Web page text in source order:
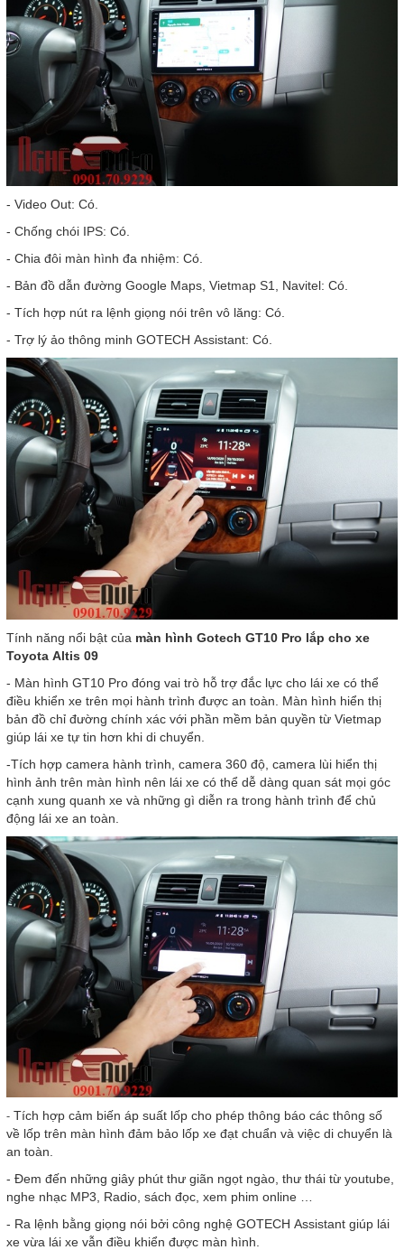
- Video Out: Có.
- Chống chói IPS: Có.
- Chia đôi màn hình đa nhiệm: Có.
- Bản đồ dẫn đường Google Maps, Vietmap S1, Navitel: Có.
- Tích hợp nút ra lệnh giọng nói trên vô lăng: Có.
- Trợ lý ảo thông minh GOTECH Assistant: Có.
Tính năng nổi bật của màn hình Gotech GT10 Pro lắp cho xe
Toyota Altis 09
- Màn hình GT10 Pro đóng vai trò hỗ trợ đắc lực cho lái xe có thể
điều khiển xe trên mọi hành trình được an toàn. Màn hình hiển thị
bản đồ chỉ đường chính xác với phần mềm bản quyền từ Vietmap
giúp lái xe tự tin hơn khi di chuyển.
-Tích hợp camera hành trình, camera 360 độ, camera lùi hiển thị
hình ảnh trên màn hình nên lái xe có thể dễ dàng quan sát mọi góc
cạnh xung quanh xe và những gì diễn ra trong hành trình để chủ
động lái xe an toàn.
- Tích hợp cảm biến áp suất lốp cho phép thông báo các thông số
về lốp trên màn hình đảm bảo lốp xe đạt chuẩn và việc di chuyển là
an toàn.
- Đem đến những giây phút thư giãn ngọt ngào, thư thái từ youtube,
nghe nhạc MP3, Radio, sách đọc, xem phim online …
- Ra lệnh bằng giọng nói bởi công nghệ GOTECH Assistant giúp lái
xe vừa lái xe vẫn điều khiển được màn hình.